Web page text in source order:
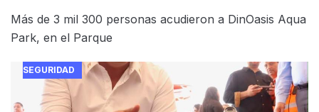
Más de 3 mil 300 personas acudieron a DinOasis Aqua
Park, en el Parque
SEGURIDAD